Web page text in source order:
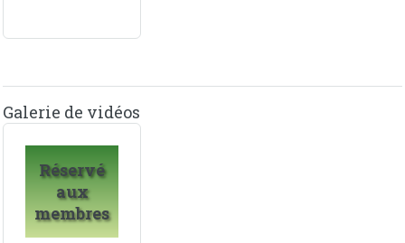
Galerie de vidéos
Réservé
aux
membres